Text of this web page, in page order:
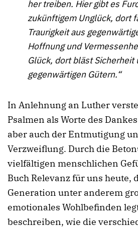
her treiben. Hier gibt es
zukünftigem Unglück, dort
Traurigkeit aus
Hoffnung und
Glück, dort bläst Sicherheit
gegenwärtigen Gütern.“
In Anlehnung an Luther
Psalmen als Worte des
aber auch der Entmutigung
Verzweiflung. Durch die
vielfältigen menschlichen
Buch Relevanz für uns heute,
Generation unter anderem
emotionales Wohlbefinden
beschreiben, wie die